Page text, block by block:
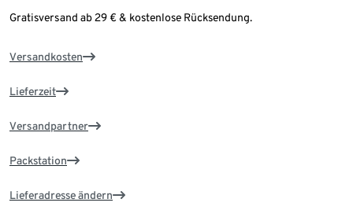
Gratisversand ab 29 € & kostenlose Rücksendung.
Versandkosten
Lieferzeit
Versandpartner
Packstation
Lieferadresse ändern